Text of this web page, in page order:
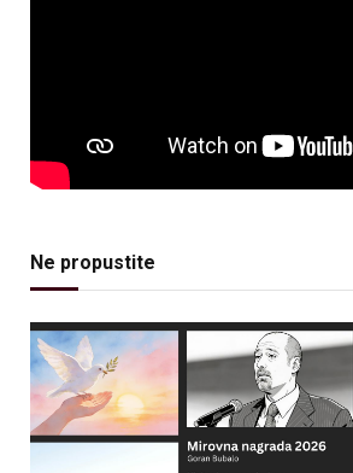
Ne propustite